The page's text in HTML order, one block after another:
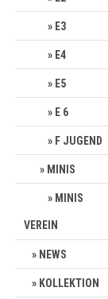
E3
E4
E5
E 6
F JUGEND
MINIS
MINIS
VEREIN
NEWS
KOLLEKTION